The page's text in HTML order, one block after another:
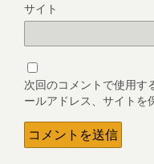
サイト
次回のコメントで使用す
ールアドレス、サイトを